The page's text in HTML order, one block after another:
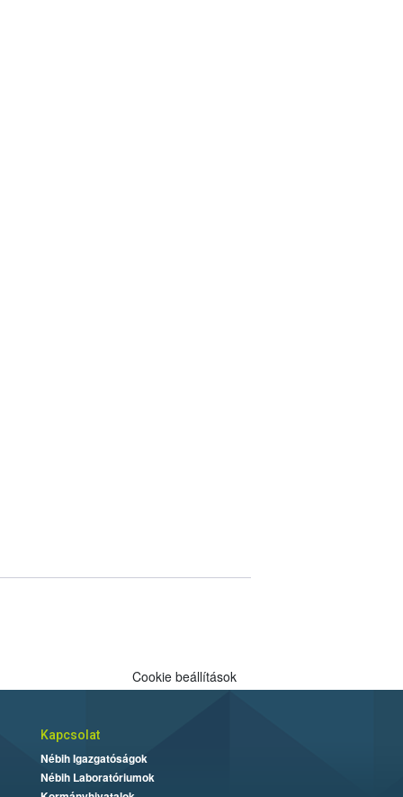
Cookie beállítások
Kapcsolat
Nébih Igazgatóságok
Nébih Laboratóriumok